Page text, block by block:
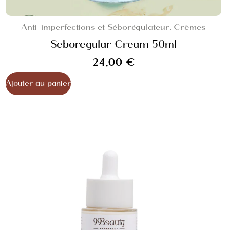
Anti-imperfections et Séborégulateur, Crèmes
Seboregular Cream 50ml
24,00 €
Ajouter au panier